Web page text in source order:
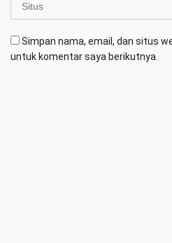
Simpan nama, email, dan situs
untuk komentar saya berikutnya.